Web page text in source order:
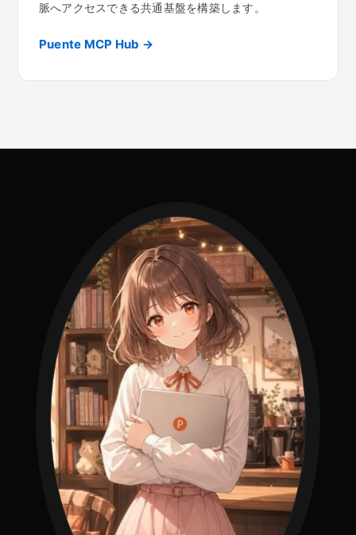
脈へアクセスできる共通基盤を構築します。
Puente MCP Hub →